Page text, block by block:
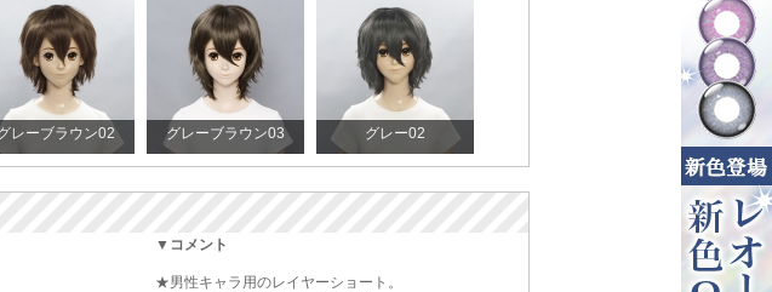
レーブラウン02 グレーブラウン03 グレー02
▼コメント
★男性キャラ用のレイヤーショート。